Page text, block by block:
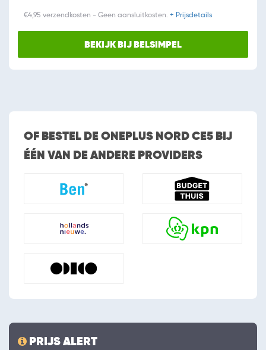
€4,95 verzendkosten - Geen aansluitkosten. + Prijsdetails
BEKIJK BIJ BELSIMPEL
OF BESTEL DE ONEPLUS NORD CE5 BIJ
ÉÉN VAN DE ANDERE PROVIDERS
PRIJS ALERT